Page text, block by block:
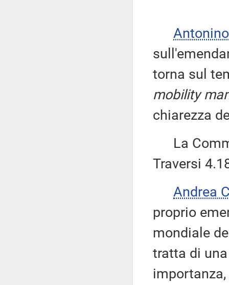
torna sul
mobility
chiarezza
La
Traversi
Andrea
proprio
mondiale
tratta di